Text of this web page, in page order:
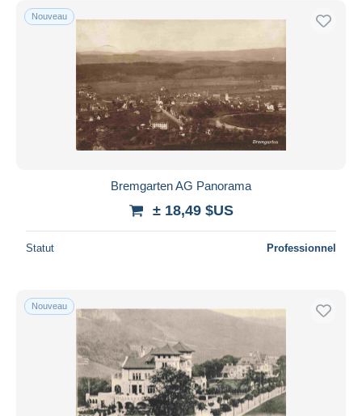
Nouveau
Bremgarten AG Panorama
± 18,49 $US
Statut Professionnel
Nouveau